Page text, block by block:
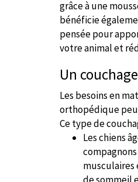
grâce à une
bénéficie
pensée pour
votre animal et
Un
Les besoins en
orthopédique
Ce type de
Les chiens